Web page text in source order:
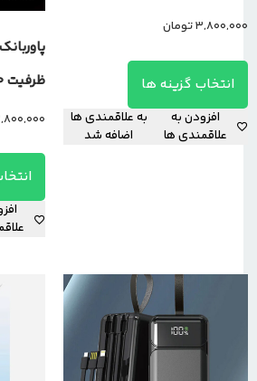
3,800,000تومان
انتخاب گزینه ها
افزودن به
علاقمندی ها
به علاقمندی ها
اضافه شد
ظرفیت 10000 مدل A323